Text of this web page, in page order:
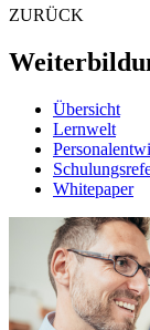
ZURÜCK
Übersicht
Lernwelt
Whitepaper